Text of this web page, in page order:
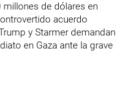
de dólares en
acuerdo
y Starmer demandan
en Gaza ante la grave